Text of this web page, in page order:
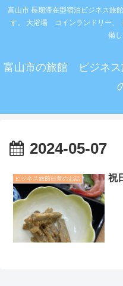
富山市 長期滞在型宿泊ビジネス旅
す。 大浴場 コインランドリー、
備し
富山市の旅館 ビジネス
2024-05-07
ビジネス旅館日章のお話 祝